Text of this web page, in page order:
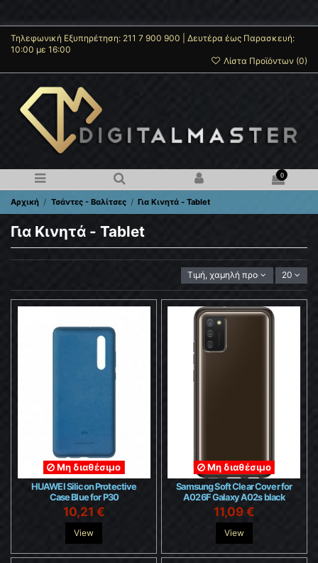
Τηλεφωνική Εξυπηρέτηση: 211 7 900 900 | Δευτέρα έως Παρασκευή:
10:00 με 16:00
Λίστα Προϊόντων (0)
0
Αρχική Τσάντες - Βαλίτσες Για Κινητά - Tablet
Για Κινητά - Tablet
Τιμή, χαμηλή προς υψηλή
20
Μη διαθέσιμο
HUAWEI Silicon Protective
Case Blue for P30
10,21 €
View
Μη διαθέσιμο
Samsung Soft Clear Cover for
A026F Galaxy A02s black
11,09 €
View